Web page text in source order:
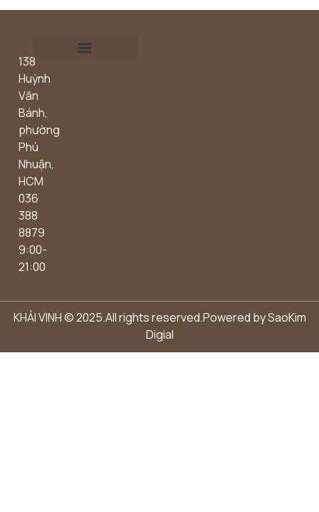
138
Huỳnh
Văn
Bánh,
phường
Phú
Nhuận,
HCM
036
388
8879
9:00-
21:00
KHẢI VINH © 2025.All rights reserved.Powered bySaoKim
Digial